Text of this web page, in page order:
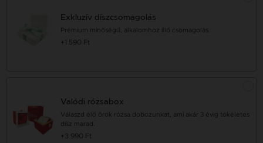
Exkluzív díszcsomagolás
Prémium minőségű, alkalomhoz illő csomagolás.
+1 590 Ft
Valódi rózsabox
Válaszd élő örök rózsa dobozunkat, ami akár 3 évig tökéletes
dísz marad.
+3 990 Ft